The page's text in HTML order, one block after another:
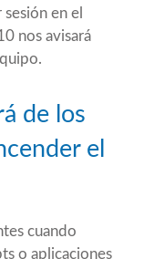
en el
nos avisará
de los
el
cuando
o aplicaciones